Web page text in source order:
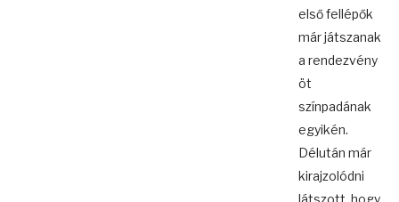
első fellépők
már játszanak
a rendezvény
öt
színpadának
egyikén.
Délután már
kirajzolódni
látszott, hogy